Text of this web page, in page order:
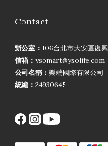
Contact
辦公室： 106台北市大安區復
信箱： ysomart@ysolife.com
公司名稱： 樂端國際有限公司
統編： 24930645